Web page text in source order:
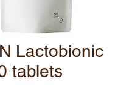
Lactobionic
tablets